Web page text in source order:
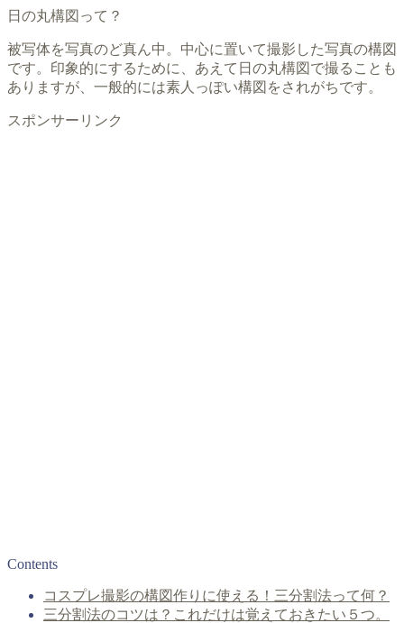
日の丸構図って？
被写体を写真のど真ん中。中心に置いて撮影した写真の構図
です。印象的にするために、あえて日の丸構図で撮ることも
ありますが、一般的には素人っぽい構図をされがちです。
スポンサーリンク
Contents
コスプレ撮影の構図作りに使える！三分割法って何？
三分割法のコツは？これだけは覚えておきたい５つ。